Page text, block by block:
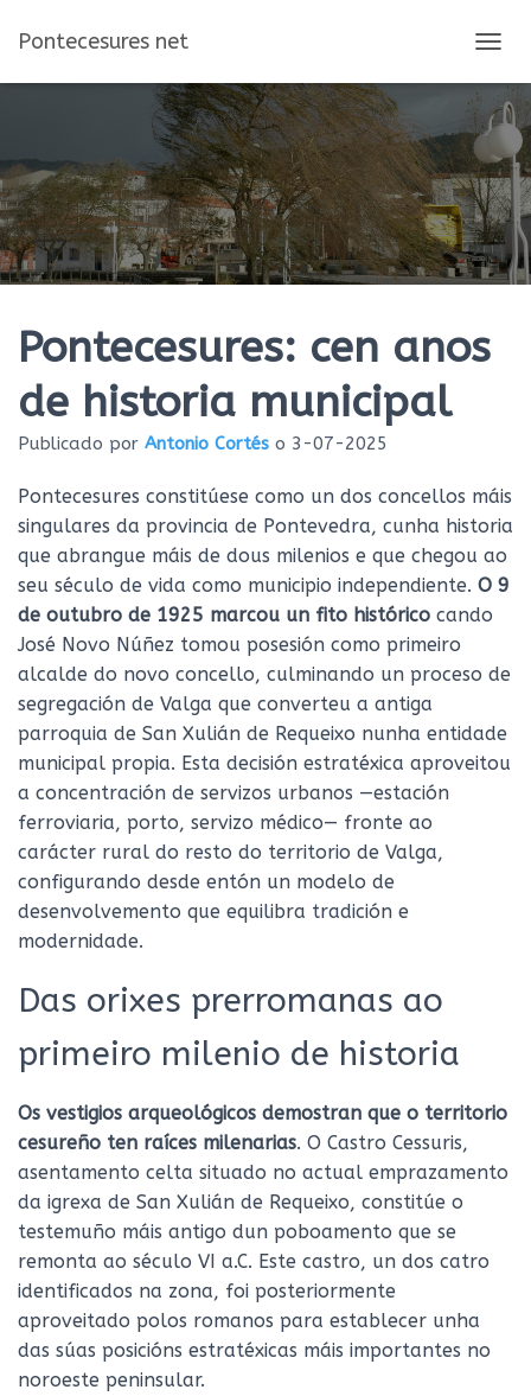
Pontecesures net
A
M
B
A
R
M
O
D
O
N
C
Ó
N
Pontecesures: cen anos
de historia municipal
Publicado por Antonio Cortés o 3-07-2025
Pontecesures constitúese como un dos concellos máis
singulares da provincia de Pontevedra, cunha historia
que abrangue máis de dous milenios e que chegou ao
seu século de vida como municipio independiente. O 9
de outubro de 1925 marcou un fito histórico cando
José Novo Núñez tomou posesión como primeiro
alcalde do novo concello, culminando un proceso de
segregación de Valga que converteu a antiga
parroquia de San Xulián de Requeixo nunha entidade
municipal propia. Esta decisión estratéxica aproveitou
a concentración de servizos urbanos —estación
ferroviaria, porto, servizo médico— fronte ao
carácter rural do resto do territorio de Valga,
configurando desde entón un modelo de
desenvolvemento que equilibra tradición e
modernidade.
Das orixes prerromanas ao
primeiro milenio de historia
Os vestigios arqueológicos demostran que o territorio
cesureño ten raíces milenarias. O Castro Cessuris,
asentamento celta situado no actual emprazamento
da igrexa de San Xulián de Requeixo, constitúe o
testemuño máis antigo dun poboamento que se
remonta ao século VI a.C. Este castro, un dos catro
identificados na zona, foi posteriormente
aproveitado polos romanos para establecer unha
das súas posicións estratéxicas máis importantes no
noroeste peninsular.